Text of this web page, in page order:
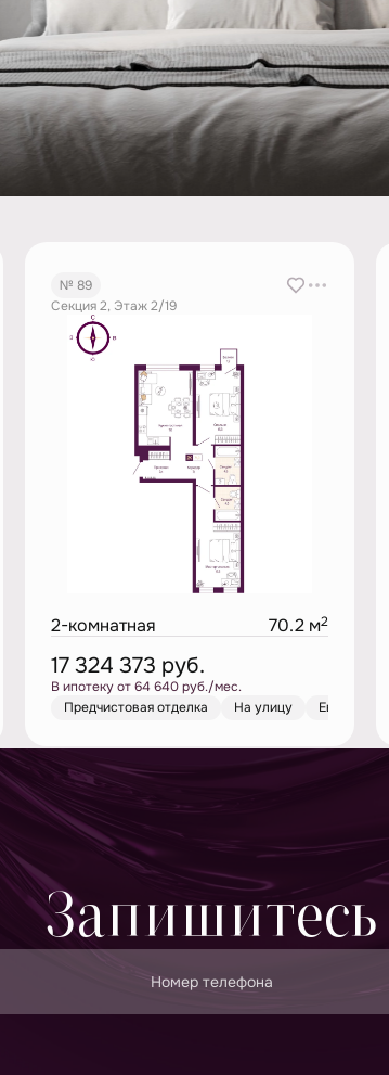
Предчистовая отделка На улицу
№ 89
Секция 2, Этаж 2/19
2-комнатная 70.2 м2
17 324 373 руб.
В ипотеку от 64 640 руб./мес.
Предчистовая отделка
На улицу
Номер телефона